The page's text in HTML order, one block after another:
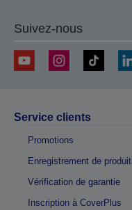
Suivez-nous
Service clients
Promotions
Enregistrement de produit
Vérification de garantie
Inscription à CoverPlus